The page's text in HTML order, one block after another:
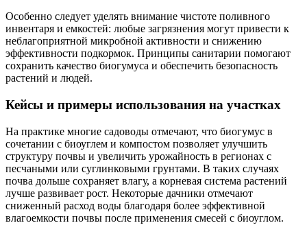
Особенно следует уделять внимание чистоте поливного
инвентаря и емкостей: любые загрязнения могут привести к
неблагоприятной микробной активности и снижению
эффективности подкормок. Принципы санитарии помогают
сохранить качество биогумуса и обеспечить безопасность
растений и людей.
Кейсы и примеры использования на участках
На практике многие садоводы отмечают, что биогумус в
сочетании с биоуглем и компостом позволяет улучшить
структуру почвы и увеличить урожайность в регионах с
песчаными или суглинковыми грунтами. В таких случаях
почва дольше сохраняет влагу, а корневая система растений
лучше развивает рост. Некоторые дачники отмечают
сниженный расход воды благодаря более эффективной
влагоемкости почвы после применения смесей с биоуглом.